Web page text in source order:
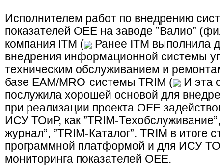
Исполнителем работ по внедрению
показателей OEE на заводе ”Валио”
компания ITM (
Ранее ITM выполнила
внедрения информационной системы
техническим обслуживанием и
базе EAM/MRO-системы TRIM (
И эта
послужила хорошей основой для
при реализации проекта OEE
ИСУ ТОиР, как ”TRIM-
журнал”, ”TRIM-Каталог”. TRIM в итоге
программной платформой и для ИСУ
мониторинга показателей OEE.